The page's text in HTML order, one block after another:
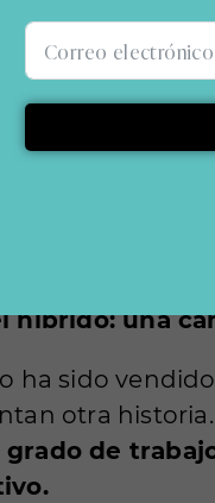
“cazar” un
pero
la oficina es un
diseñadores
y
el aire:
sin perder
híbrido: una
ha sido
otra
de